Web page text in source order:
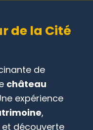
de la Cité
de
château
expérience
,
découverte